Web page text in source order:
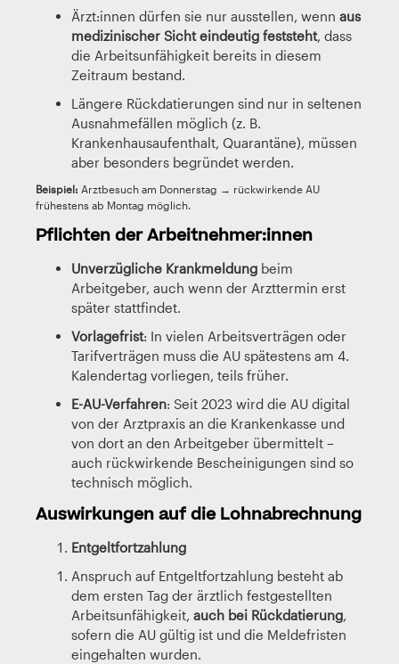
Ärzt:innen dürfen sie nur ausstellen, wenn aus
medizinischer Sicht eindeutig feststeht, dass
die Arbeitsunfähigkeit bereits in diesem
Zeitraum bestand.
Längere Rückdatierungen sind nur in seltenen
Ausnahmefällen möglich (z. B.
Krankenhausaufenthalt, Quarantäne), müssen
aber besonders begründet werden.
Beispiel: Arztbesuch am Donnerstag → rückwirkende AU
frühestens ab Montag möglich.
Pflichten der Arbeitnehmer:innen
Unverzügliche Krankmeldung beim
Arbeitgeber, auch wenn der Arzttermin erst
später stattfindet.
Vorlagefrist: In vielen Arbeitsverträgen oder
Tarifverträgen muss die AU spätestens am 4.
Kalendertag vorliegen, teils früher.
E-AU-Verfahren: Seit 2023 wird die AU digital
von der Arztpraxis an die Krankenkasse und
von dort an den Arbeitgeber übermittelt –
auch rückwirkende Bescheinigungen sind so
technisch möglich.
Auswirkungen auf die Lohnabrechnung
Entgeltfortzahlung
Anspruch auf Entgeltfortzahlung besteht ab
dem ersten Tag der ärztlich festgestellten
Arbeitsunfähigkeit, auch bei Rückdatierung,
sofern die AU gültig ist und die Meldefristen
eingehalten wurden.